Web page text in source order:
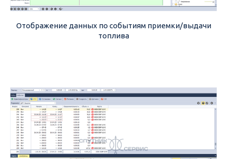
Отображение данных по событиям приемки/выдачи
топлива